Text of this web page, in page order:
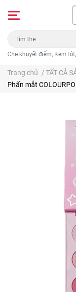
Che khuyết điểm, Kem
Trang chủ / TẤT CẢ
Phấn mắt